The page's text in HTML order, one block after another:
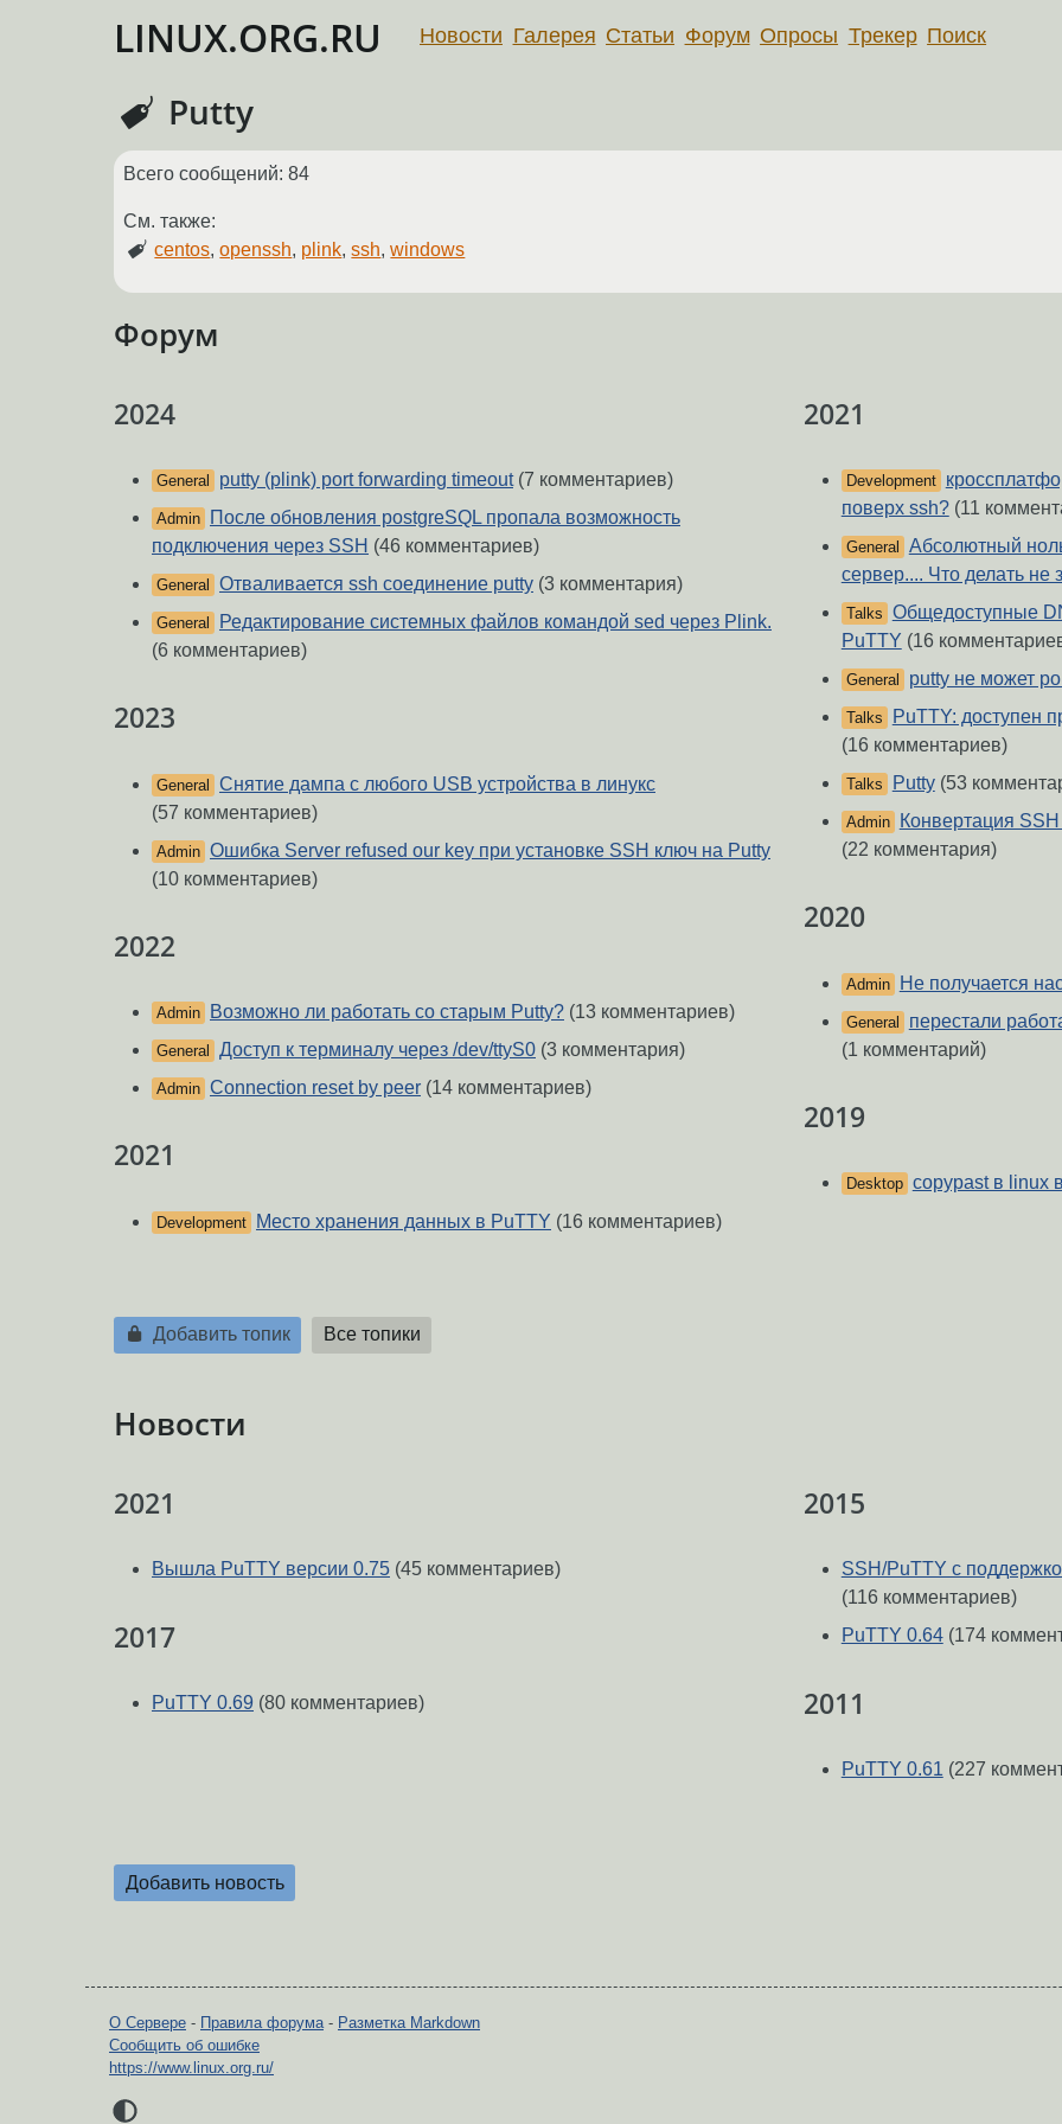
LINUX.ORG.RU Новости Галерея Статьи Форум Опросы Трекер Поиск
Putty
Всего сообщений: 84
См. также:
centos,openssh, plink,ssh,windows
Форум
2024
General putty (plink) port forwarding timeout(7 комментариев)
Admin
После обновления postgreSQL пропала возможность
подключения через SSH (46 комментариев)
General Отваливается ssh соединение putty (3 комментария)
General
Редактирование системных файлов командой sed через Plink.
(6 комментариев)
2023
General Снятие дампа с любого USB устройства в линукс
(57 комментариев)
Admin Ошибка Server refused our key при установке SSH ключ на Putty
(10 комментариев)
2022
Admin Возможно ли работать со старым Putty? (13 комментариев)
General Доступ к терминалу через /dev/ttyS0 (3 комментария)
Admin Connection reset by peer (14 комментариев)
2021
Development Место хранения данных в PuTTY (16 комментариев)
2021
Development
поверх ssh?(11
General
Абсолютный
сервер.... Что делать не
Talks Общедоступные
PuTTY (16
General putty не может
Talks
PuTTY: доступен
(16 комментариев)
Talks Putty(53
Admin
Конвертация
(22 комментария)
2020
Admin Не получается
General
перестали
(1 комментарий)
2019
Desktop copypast в linux
Добавить топик Все топики
Новости
2021
Вышла PuTTY версии 0.75 (45 комментариев)
2017
PuTTY 0.69 (80 комментариев)
2015
SSH/PuTTY с
(116 комментариев)
PuTTY 0.64(174
2011
PuTTY 0.61 (227
Добавить новость
О Сервере - Правила форума- Разметка Markdown
Сообщить об ошибке
https://www.linux.org.ru/